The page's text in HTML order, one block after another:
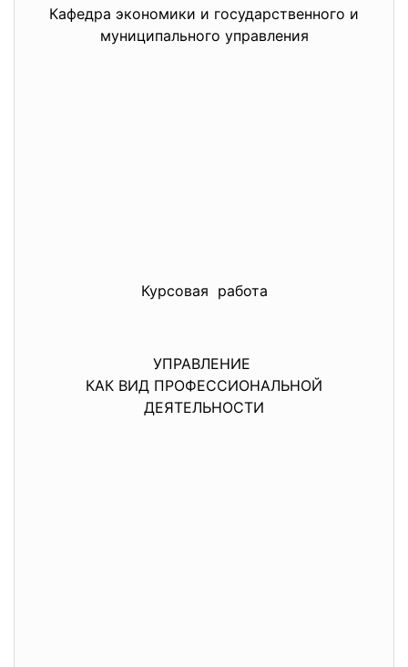
Кафедра экономики и государственного и
муниципального управления
Курсовая работа
УПРАВЛЕНИЕ
КАК ВИД ПРОФЕССИОНАЛЬНОЙ
ДЕЯТЕЛЬНОСТИ